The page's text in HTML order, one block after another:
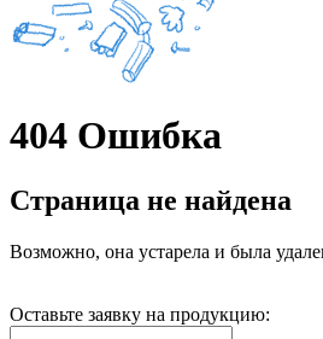
404 Ошибка
Страница не найдена
Возможно, она устарела и была
Оставьте заявку на продукцию: